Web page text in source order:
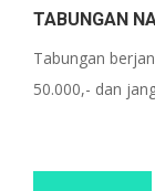
TABUNGAN
Tabungan
50.000,- dan